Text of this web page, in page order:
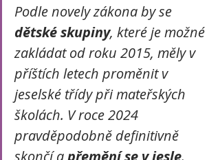
Podle novely zákona by se
dětské skupiny, které je možné
zakládat od roku 2015, měly v
příštích letech proměnit v
jeselské třídy při mateřských
školách. V roce 2024
pravděpodobně definitivně